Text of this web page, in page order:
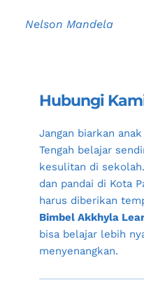
Nelson Mandela
Hubungi
Jangan biarkan anak
Tengah belajar
kesulitan di
dan pandai di Kota
Bimbel Akkhyla
bisa belajar lebih
menyenangkan.